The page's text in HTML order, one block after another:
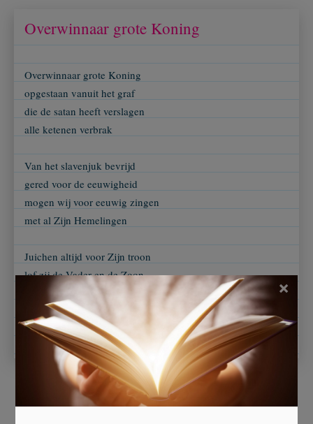
Overwinnaar grote Koning
Overwinnaar grote Koning
opgestaan vanuit het graf
die de satan heeft verslagen
alle ketenen verbrak
Van het slavenjuk bevrijd
gered voor de eeuwigheid
mogen wij voor eeuwig zingen
met al Zijn Hemelingen
Juichen altijd voor Zijn troon
lof zij de Vader en de Zoon
De Geest die onze Trooster is
Amen, ja Amen 't is gewis
×